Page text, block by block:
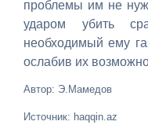
проблемы им не
ударом убить
необходимый ему
ослабив их
Автор: Э.Мамедов
Источник: haqqin.az